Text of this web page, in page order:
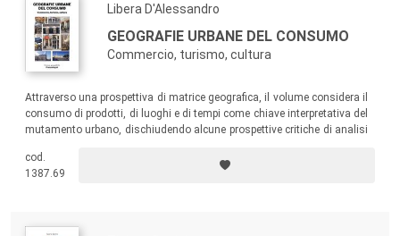
Libera D'Alessandro
GEOGRAFIE URBANE DEL CONSUMO
Commercio, turismo, cultura
Attraverso una prospettiva di matrice geografica, il volume considera il
consumo di prodotti, di luoghi e di tempi come chiave interpretativa del
mutamento urbano, dischiudendo alcune prospettive critiche di analisi
cod.
1387.69